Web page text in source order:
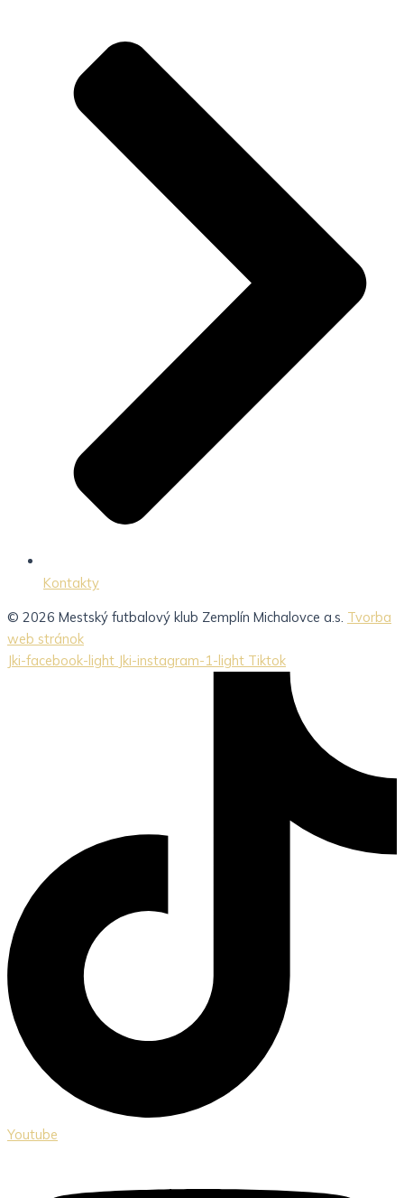
Kontakty
© 2026 Mestský futbalový klub Zemplín Michalovce a.s. Tvorba
web stránok
Jki-facebook-light Jki-instagram-1-light Tiktok
Youtube